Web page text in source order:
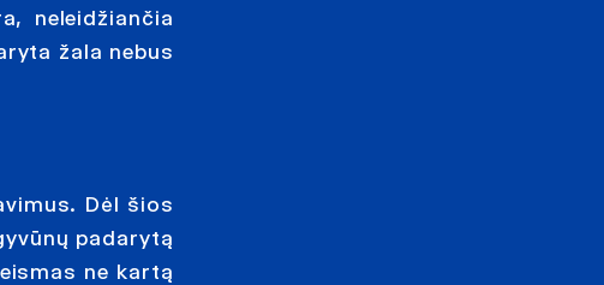
neleidžiančia
žala nebus
Dėl šios
padarytą
ne kartą